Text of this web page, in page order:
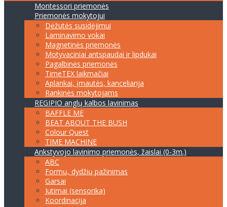
Montessori priemonės
Priemonės mokytojui
Dėžutės susidėjimui
Laminavimo vokai
Magnetinės priemonės
Motyvaciniai antspaudai ir lipdukai
Pagalbinės priemonės
TimeTEX laikmačiai
Aplankai, įmautės, kanceliarija
Rankinės mokytojams
REGIPIO anglų kalbos lavinimas
BAFFLE ME
BEAT ABOUT THE BUSH
Colour Quest
TIME MACHINE
Ankstyvojo lavinimo priemonės, žaislai (0-3m.)
ABC
Formų, dydžių pažinimas
Garsai
Jutimai (sensorika)
Koordinacija